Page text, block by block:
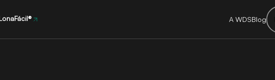
A WDSBlog